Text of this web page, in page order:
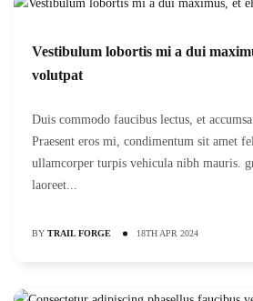
Vestibulum lobortis mi a dui
volutpat
Duis commodo faucibus lectus, et
Praesent eros mi, condimentum sit amet
ullamcorper turpis vehicula nibh mauris.
laoreet...
BY TRAIL FORGE 18TH APR 2024